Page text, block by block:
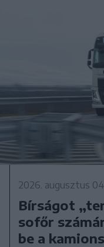
2026. augusztus
Bírságot
sofőr
be a